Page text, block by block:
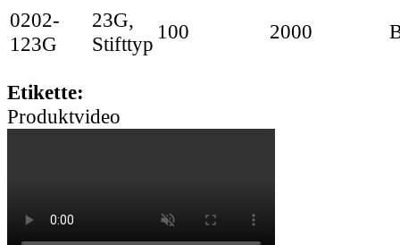
0202-
123G
23G,
Stifttyp
100 2000
Etikette:
Produktvideo